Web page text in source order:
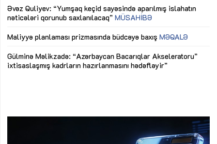
Əvəz Quliyev: “Yumşaq keçid sayəsində aparılmış islahatın
nəticələri qorunub saxlanılacaq” MÜSAHİBƏ
Maliyyə planlaması prizmasında büdcəyə baxış MƏQALƏ
Gülminə Məlikzadə: “Azərbaycan Bacarıqlar Akseleratoru”
ixtisaslaşmış kadrların hazırlanmasını hədəfləyir”